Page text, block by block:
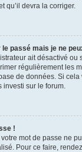
qu’il devra la corriger.
passé mais je ne
ait désactivé
régulièrement les
de données. Si cela
investi sur le forum.
!
mot de passe ne
Pour ce faire,